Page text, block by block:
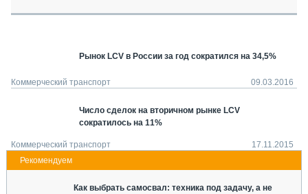
О ПРОЕКТЕ
Рынок LCV в России за год сократился на 34,5%
Коммерческий транспорт 09.03.2016
Число сделок на вторичном рынке LCV
сократилось на 11%
Коммерческий транспорт 17.11.2015
Как выбрать самосвал: техника под задачу, а не